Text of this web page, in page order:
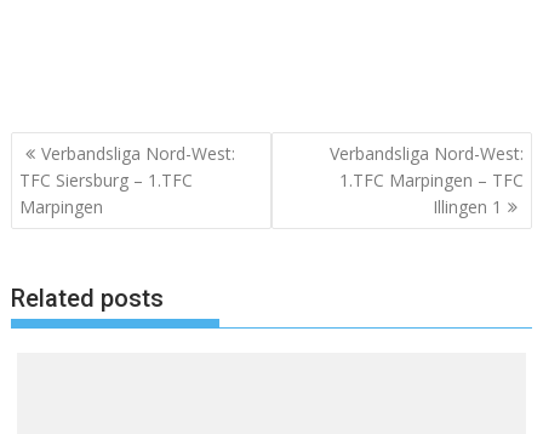
Beitragsnavigation
Verbandsliga Nord-West:
TFC Siersburg – 1.TFC
Marpingen
Verbandsliga Nord-West:
1.TFC Marpingen – TFC
Illingen 1
Related posts